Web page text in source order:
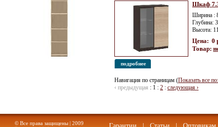
подробнее
Шкаф
Ширина :
Глубина:
Высота:
Цена: 0
Товар:
Навигация по страницам (Показать все
‹ предыдущая : 1 : 2 : следующая ›
© Все права защищены | 2009